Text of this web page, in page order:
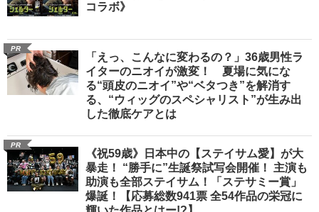
コラボ》
PR
「えっ、こんなに変わるの？」36歳男性ラ
イターのニオイが激変！ 夏場に気にな
る“頭皮のニオイ”や“ベタつき”を解消す
る、“ウィッグのスペシャリスト”が生み出
した徹底ケアとは
PR
《祝59歳》日本中の【ステイサム愛】が大
暴走！ “勝手に”生誕祭試写会開催！ 主演も
助演も全部ステイサム！「ステサミー賞」
爆誕！【応募総数941票 全54作品の栄冠に